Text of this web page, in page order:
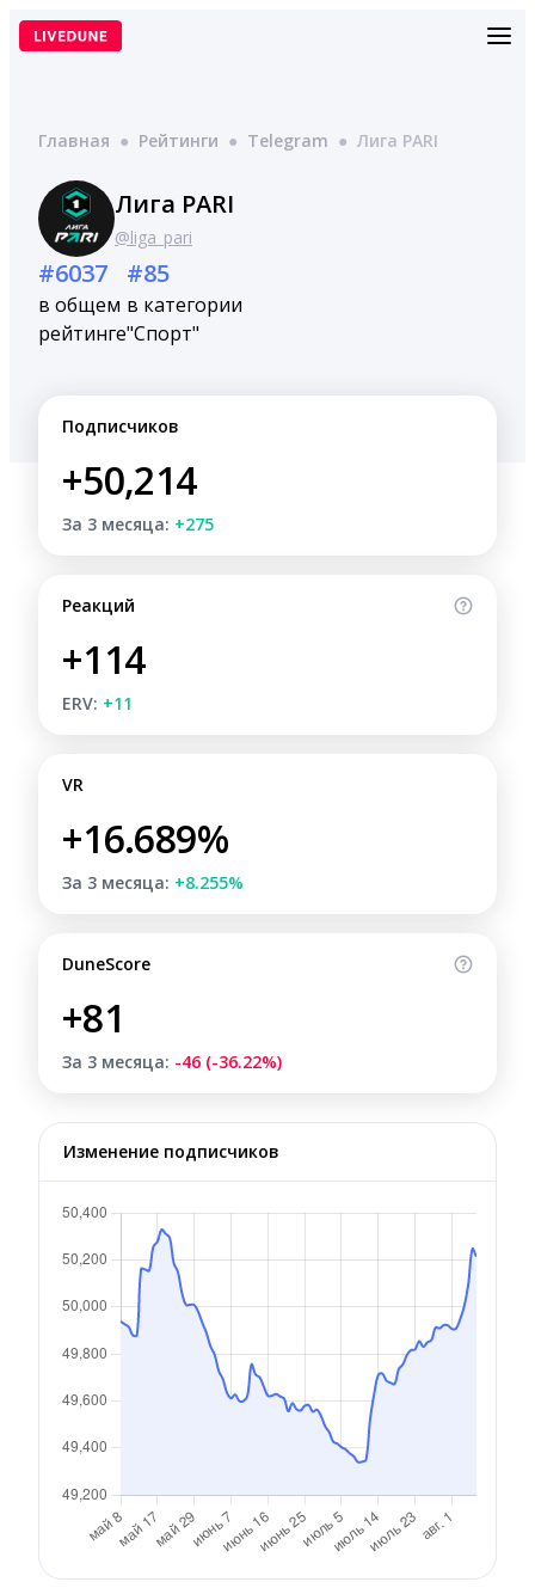
Перейти
Главная ● Рейтинги ● Telegram ● Лига PARI
Лига PARI
@liga_pari
#6037
в общем
рейтинге
#85
в категории
"Спорт"
Подписчиков
+50,214
За 3 месяца: +275
Реакций
+114
ERV: +11
VR
+16.689%
За 3 месяца: +8.255%
DuneScore
+81
За 3 месяца: -46 (-36.22%)
Изменение подписчиков